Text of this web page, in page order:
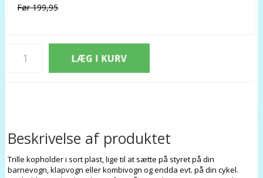
Før 199,95
Beskrivelse af produktet
Trille kopholder i sort plast, lige til at sætte på styret på din
barnevogn, klapvogn eller kombivogn og endda evt. på din cykel.